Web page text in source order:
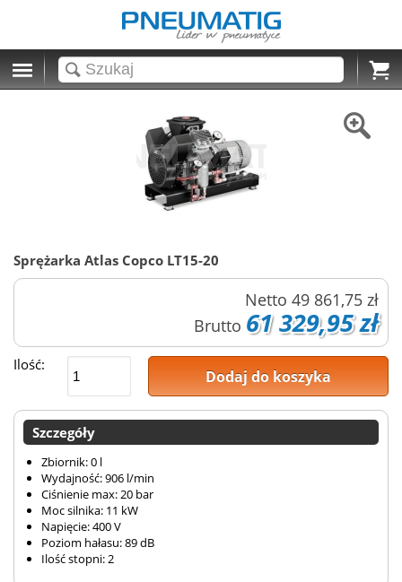
Cart
Sprężarka Atlas Copco LT15-20
Netto 49 861,75 zł
Brutto 61 329,95 zł
Ilość:
Dodaj do koszyka
Szczegóły
Zbiornik: 0 l
Wydajność: 906 l/min
Ciśnienie max: 20 bar
Moc silnika: 11 kW
Napięcie: 400 V
Poziom hałasu: 89 dB
Ilość stopni: 2